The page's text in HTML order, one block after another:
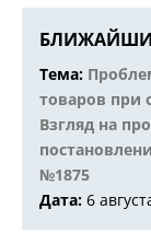
Тема:
товаров при
Взгляд на
№1875
Дата: 6